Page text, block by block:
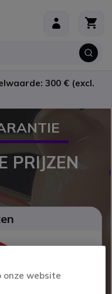
300 € (excl.
PRIJZEN
onze website